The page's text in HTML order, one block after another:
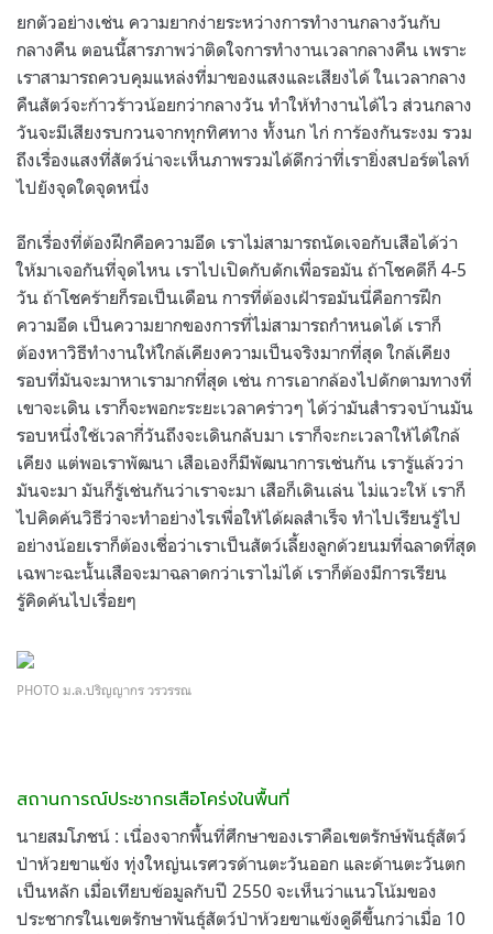
ยกตัวอย่างเช่น ความยากง่ายระหว่างการทำงานกลางวันกับ
กลางคืน ตอนนี้สารภาพว่าติดใจการทำงานเวลากลางคืน เพราะ
เราสามารถควบคุมแหล่งที่มาของแสงและเสียงได้ ในเวลากลาง
คืนสัตว์จะก้าวร้าวน้อยกว่ากลางวัน ทำให้ทำงานได้ไว ส่วนกลาง
วันจะมีเสียงรบกวนจากทุกทิศทาง ทั้งนก ไก่ การ้องกันระงม รวม
ถึงเรื่องแสงที่สัตว์น่าจะเห็นภาพรวมได้ดีกว่าที่เรายิ่งสปอร์ตไลท์
ไปยังจุดใดจุดหนึ่ง
อีกเรื่องที่ต้องฝึกคือความอึด เราไม่สามารถนัดเจอกับเสือได้ว่า
ให้มาเจอกันที่จุดไหน เราไปเปิดกับดักเพื่อรอมัน ถ้าโชคดีก็ 4-5
วัน ถ้าโชคร้ายก็รอเป็นเดือน การที่ต้องเฝ้ารอมันนี่คือการฝึก
ความอึด เป็นความยากของการที่ไม่สามารถกำหนดได้ เราก็
ต้องหาวิธีทำงานให้ใกล้เคียงความเป็นจริงมากที่สุด ใกล้เคียง
รอบที่มันจะมาหาเรามากที่สุด เช่น การเอากล้องไปดักตามทางที่
เขาจะเดิน เราก็จะพอกะระยะเวลาคร่าวๆ ได้ว่ามันสำรวจบ้านมัน
รอบหนึ่งใช้เวลากี่วันถึงจะเดินกลับมา เราก็จะกะเวลาให้ได้ใกล้
เคียง แต่พอเราพัฒนา เสือเองก็มีพัฒนาการเช่นกัน เรารู้แล้วว่า
มันจะมา มันก็รู้เช่นกันว่าเราจะมา เสือก็เดินเล่น ไม่แวะให้ เราก็
ไปคิดค้นวิธีว่าจะทำอย่างไรเพื่อให้ได้ผลสำเร็จ ทำไปเรียนรู้ไป
อย่างน้อยเราก็ต้องเชื่อว่าเราเป็นสัตว์เลี้ยงลูกด้วยนมที่ฉลาดที่สุด
เฉพาะฉะนั้นเสือจะมาฉลาดกว่าเราไม่ได้ เราก็ต้องมีการเรียน
รู้คิดค้นไปเรื่อยๆ
PHOTO ม.ล.ปริญญากร วรวรรณ
สถานการณ์ประชากรเสือโคร่งในพื้นที่
นายสมโภชน์ : เนื่องจากพื้นที่ศึกษาของเราคือเขตรักษ์พันธุ์สัตว์
ป่าห้วยขาแข้ง ทุ่งใหญ่นเรศวรด้านตะวันออก และด้านตะวันตก
เป็นหลัก เมื่อเทียบข้อมูลกับปี 2550 จะเห็นว่าแนวโน้มของ
ประชากรในเขตรักษาพันธุ์สัตว์ป่าห้วยขาแข้งดูดีขึ้นกว่าเมื่อ 10